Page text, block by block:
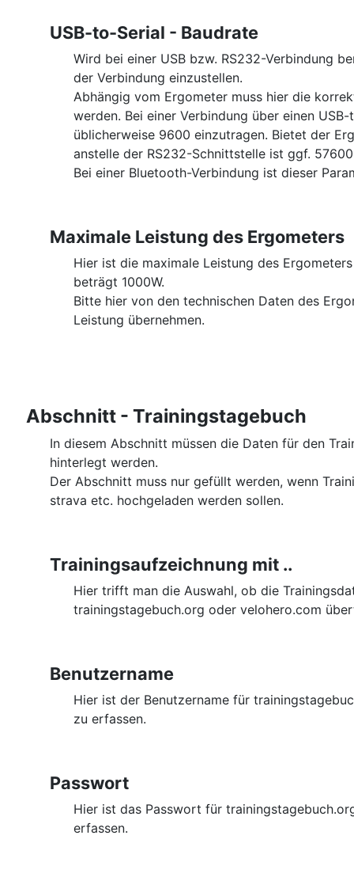
USB-to-Serial - Baudrate
Wird bei einer USB bzw. RS232-Verbindung
der Verbindung einzustellen.
Abhängig vom Ergometer muss hier die
werden. Bei einer Verbindung über einen
üblicherweise 9600 einzutragen. Bietet der
anstelle der RS232-Schnittstelle ist ggf.
Bei einer Bluetooth-Verbindung ist dieser
Maximale Leistung des Ergometers
Hier ist die maximale Leistung des
beträgt 1000W.
Bitte hier von den technischen Daten des
Leistung übernehmen.
Abschnitt - Trainingstagebuch
In diesem Abschnitt müssen die Daten für den
hinterlegt werden.
Der Abschnitt muss nur gefüllt werden, wenn
strava etc. hochgeladen werden sollen.
Trainingsaufzeichnung mit ..
Hier trifft man die Auswahl, ob die
trainingstagebuch.org oder velohero.com
Benutzername
Hier ist der Benutzername für
zu erfassen.
Passwort
Hier ist das Passwort für
erfassen.